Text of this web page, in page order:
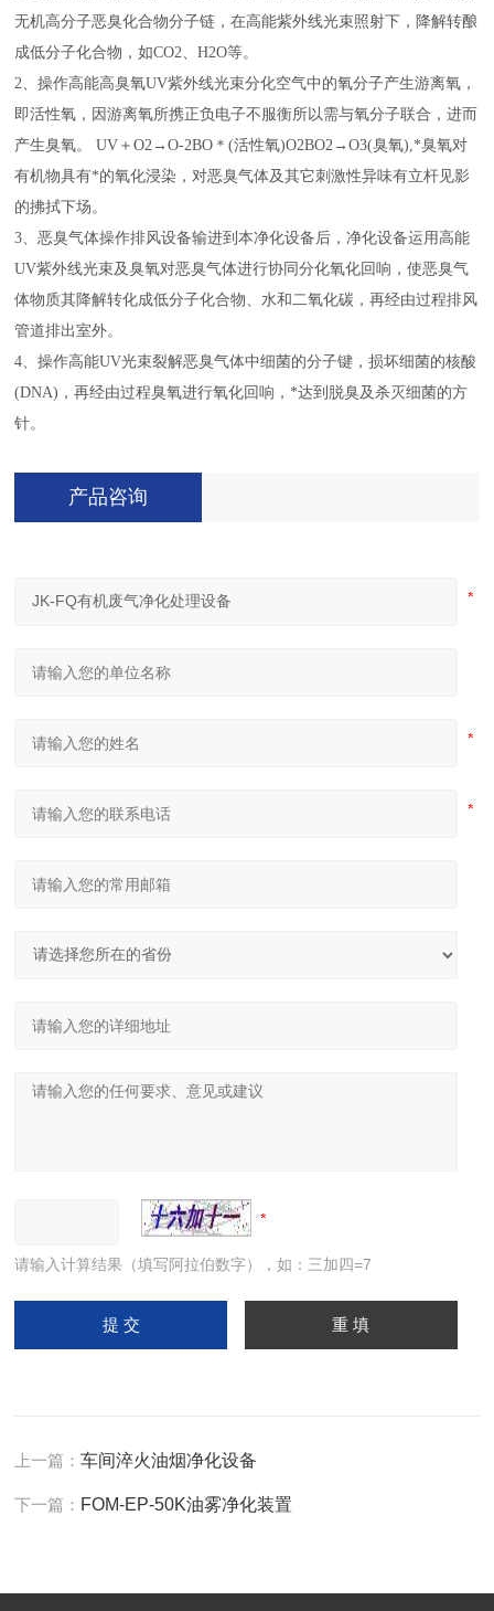
无机高分子恶臭化合物分子链，在高能紫外线光束照射下，降解转酿
成低分子化合物，如CO2、H2O等。
2、操作高能高臭氧UV紫外线光束分化空气中的氧分子产生游离氧，
即活性氧，因游离氧所携正负电子不服衡所以需与氧分子联合，进而
产生臭氧。 UV＋O2→O-2BO＊(活性氧)O2BO2→O3(臭氧),*臭氧对
有机物具有*的氧化浸染，对恶臭气体及其它刺激性异味有立杆见影
的拂拭下场。
3、恶臭气体操作排风设备输进到本净化设备后，净化设备运用高能
UV紫外线光束及臭氧对恶臭气体进行协同分化氧化回响，使恶臭气
体物质其降解转化成低分子化合物、水和二氧化碳，再经由过程排风
管道排出室外。
4、操作高能UV光束裂解恶臭气体中细菌的分子键，损坏细菌的核酸
(DNA)，再经由过程臭氧进行氧化回响，*达到脱臭及杀灭细菌的方
针。
产品咨询
请输入计算结果（填写阿拉伯数字），如：三加四=7
上一篇：车间淬火油烟净化设备
下一篇： FOM-EP-50K油雾净化装置